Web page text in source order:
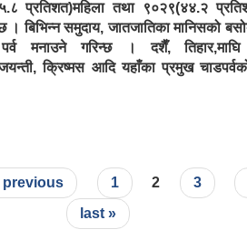
प्रतिशत)महिला तथा ९०२९(४४.२
बिभिन्न समुदाय, जातजातिका मानिसको
मनाउने गरिन्छ । दशैँ, तिहार,माघि
क्रिष्मस आदि यहाँका प्रमुख
previous 1 2
3
last »